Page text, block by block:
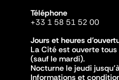
Téléphone
+33 1 58 51 52 00
Jours et heures
La Cité est ouverte
(sauf le mardi).
Nocturne le jeudi
Informations et